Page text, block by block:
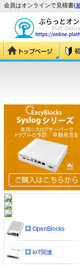
会員はオンラインで見積書(
OpenBlocks
IoT関連